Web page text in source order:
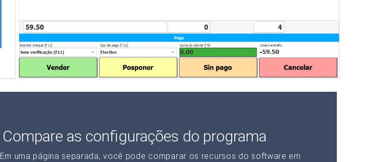
Compare as configurações do programa
Em uma página separada, você pode comparar os recursos do software em